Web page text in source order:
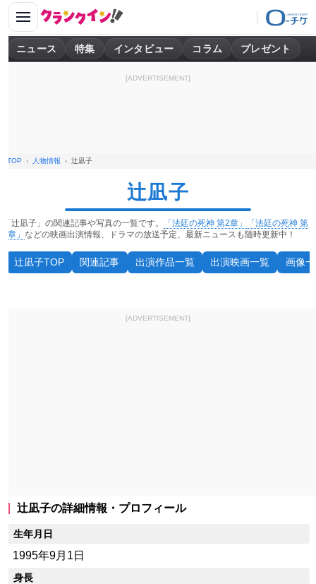
ニュース 特集 インタビュー コラム プレゼント
[ADVERTISEMENT]
TOP 人物情報 辻凪子
辻凪子
「辻凪子」の関連記事や写真の一覧です。 「法廷の死神 第2章」
「法廷の死神 第
1章」 などの映画出演情報、ドラマの放送予定、最新ニュースも随時更新中！
辻凪子TOP 関連記事 出演作品一覧 出演映画一覧 画像
[ADVERTISEMENT]
辻凪子の詳細情報・プロフィール
生年月日
1995年9月1日
身長